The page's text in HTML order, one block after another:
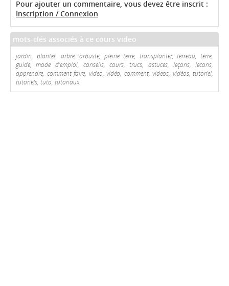
Pour ajouter un commentaire, vous devez être inscrit :
Inscription / Connexion
mots-clés associés à ce cours video
jardin, planter, arbre, arbuste, pleine terre, transplanter, terreau, terre,
guide, mode d'emploi, conseils, cours, trucs, astuces, leçons, lecons,
apprendre, comment faire, video, vidéo, comment, videos, vidéos, tutoriel,
tutoriels, tuto, tutoriaux.